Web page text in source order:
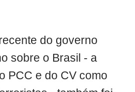
do governo
sobre o Brasil - a
PCC e do CV como